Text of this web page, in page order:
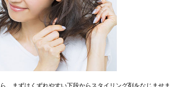
、まずはくずれやすい下段からスタイリング剤をなじませま